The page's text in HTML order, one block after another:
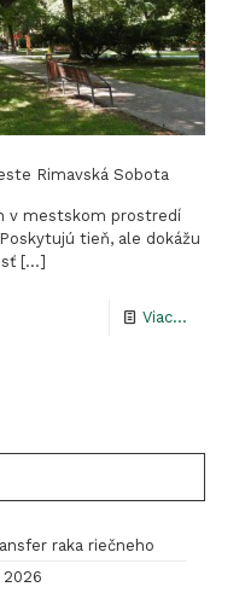
Rimavská Sobota
v mestskom prostredí
tieň, ale dokážu
[…]
Viac...
v
meste
raka riečneho
2026